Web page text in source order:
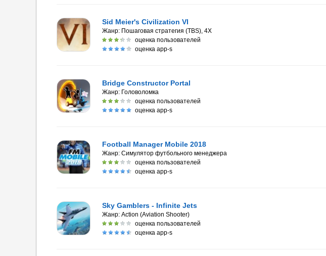
Sid Meier's Civilization VI
Жанр: Пошаговая стратегия (TBS), 4X
оценка пользователей
оценка app-s
Bridge Constructor Portal
Жанр: Головоломка
оценка пользователей
оценка app-s
Football Manager Mobile 2018
Жанр: Симулятор футбольного менеджера
оценка пользователей
оценка app-s
Sky Gamblers - Infinite Jets
Жанр: Action (Aviation Shooter)
оценка пользователей
оценка app-s